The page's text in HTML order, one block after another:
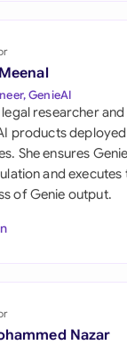
GenieAI
researcher
products
She ensures
and executes
of Genie output.
Nazar